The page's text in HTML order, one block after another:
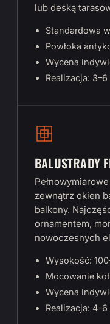
lub deską
Standardowa
Powłoka
Wycena
Realizacja:
BALUSTRADY
zewnątrz okien
balkony.
ornamentem,
nowoczesnych
Wysokość:
Mocowanie
Wycena
Realizacja: